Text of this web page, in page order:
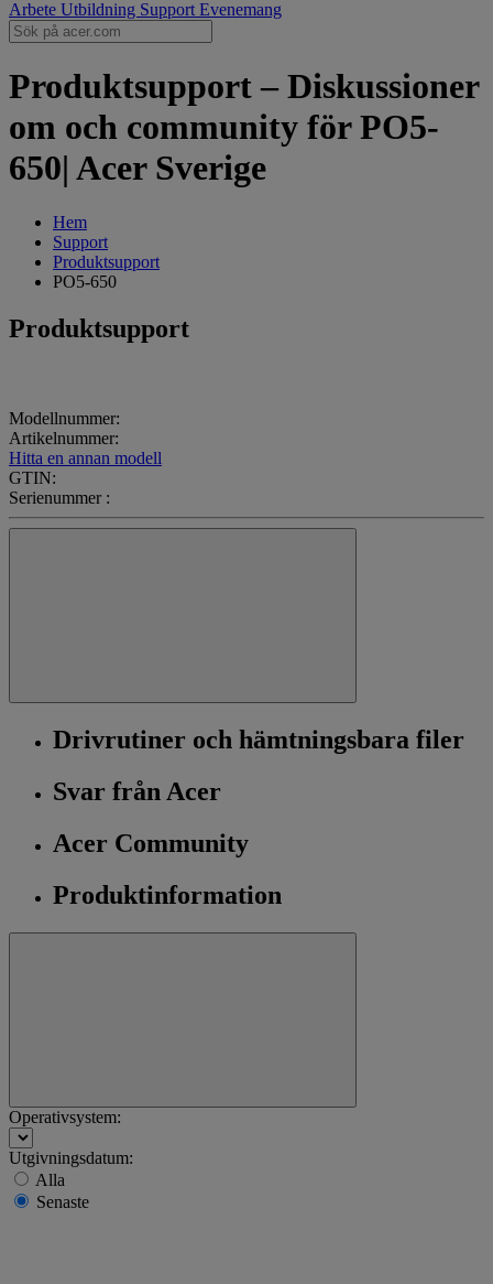
Arbete Utbildning Support Evenemang
Produktsupport – Diskussioner
om och community för PO5-
650| Acer Sverige
Hem
Support
Produktsupport
PO5-650
Produktsupport
Modellnummer:
Artikelnummer:
Hitta en annan modell
GTIN:
Serienummer :
Drivrutiner och hämtningsbara filer
Svar från Acer
Acer Community
Produktinformation
Operativsystem:
Utgivningsdatum:
Alla
Senaste